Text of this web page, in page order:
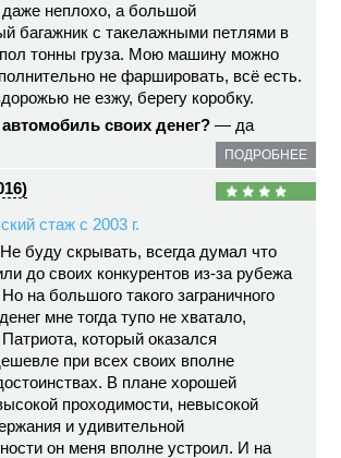
даже неплохо, а большой
багажник с такелажными петлями в
тонны груза. Мою машину можно
не фаршировать, всё есть.
не езжу, берегу коробку.
своих денег? — да
ПОДРОБНЕЕ
стаж с 2003 г.
Не буду скрывать, всегда думал что
до своих конкурентов из-за рубежа
на большого такого заграничного
мне тогда тупо не хватало,
который оказался
при всех своих вполне
В плане хорошей
проходимости, невысокой
и удивительной
он меня вполне устроил. И на